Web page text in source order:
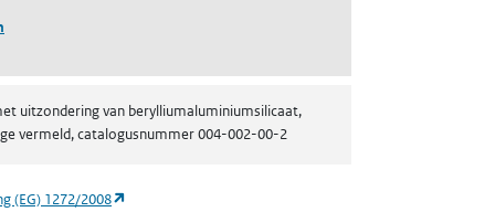
uitzondering van berylliumaluminiumsilicaat,
vermeld, catalogusnummer 004-002-00-2
(EG) 1272/2008